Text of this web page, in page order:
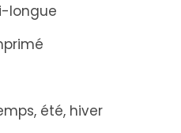
longue
été, hiver